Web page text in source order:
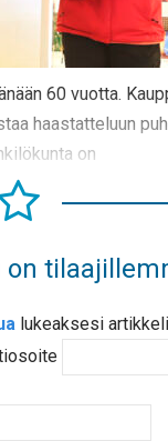
60 vuotta.
haastatteluun
on
lukeaksesi